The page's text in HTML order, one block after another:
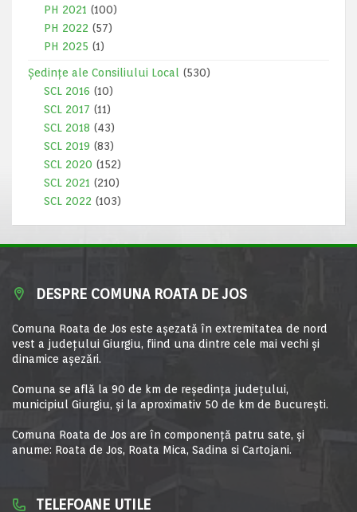
PH 2021 (100)
PH 2022 (57)
PH 2025 (1)
Ședințe ale Consiliului Local
(530)
SCL 2016 (10)
SCL 2017 (11)
SCL 2018 (43)
SCL 2019 (83)
SCL 2020 (152)
SCL 2021 (210)
SCL 2022 (103)
DESPRE COMUNA ROATA DE JOS
Comuna Roata de Jos este aşezată în extremitatea de nord
vest a judeţului Giurgiu, fiind una dintre cele mai vechi şi
dinamice aşezări.
Comuna se află la 90 de km de reşedinţa judeţului,
municipiul Giurgiu, şi la aproximativ 50 de km de Bucureşti.
Comuna Roata de Jos are în componență patru sate, și
anume: Roata de Jos, Roata Mica, Sadina si Cartojani.
TELEFOANE UTILE